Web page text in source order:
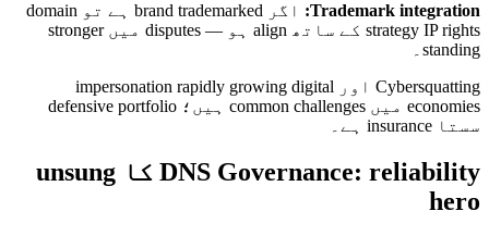
Trademark integration:
اگر brand trademarked ہے تو domain
strategy IP rights کے ساتھ align ہو — disputes میں stronger
standing۔
Cybersquatting اور impersonation rapidly growing digital
economies میں common challenges ہیں؛ defensive portfolio
سستا insurance ہے۔
DNS Governance: reliability کا unsung
hero